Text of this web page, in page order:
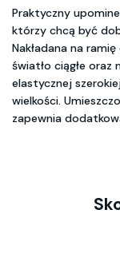
Praktyczny
którzy chcą być
Nakładana na
światło ciągłe oraz
elastycznej
wielkości.
zapewnia